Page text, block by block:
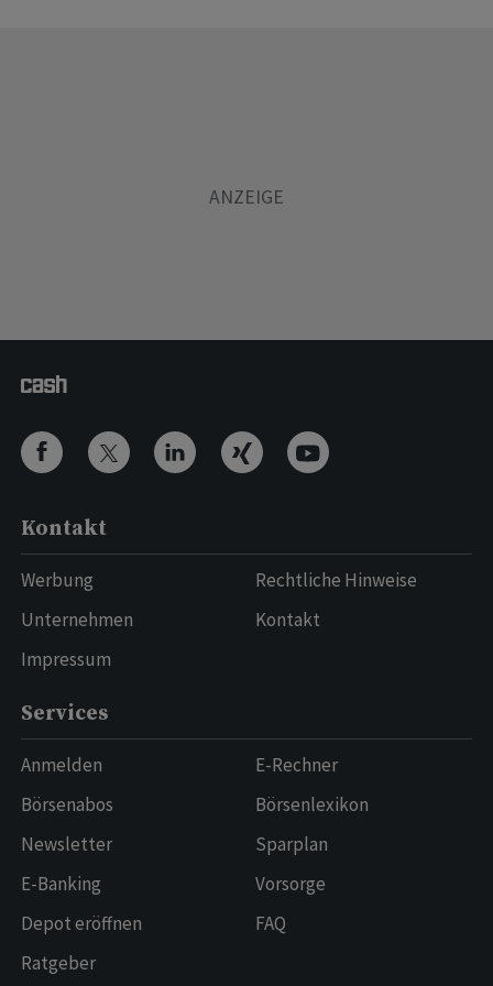
Kontakt
Werbung
Unternehmen
Impressum
Rechtliche Hinweise
Kontakt
Services
Anmelden
Börsenabos
Newsletter
E-Banking
Depot eröffnen
Ratgeber
E-Rechner
Börsenlexikon
Sparplan
Vorsorge
FAQ